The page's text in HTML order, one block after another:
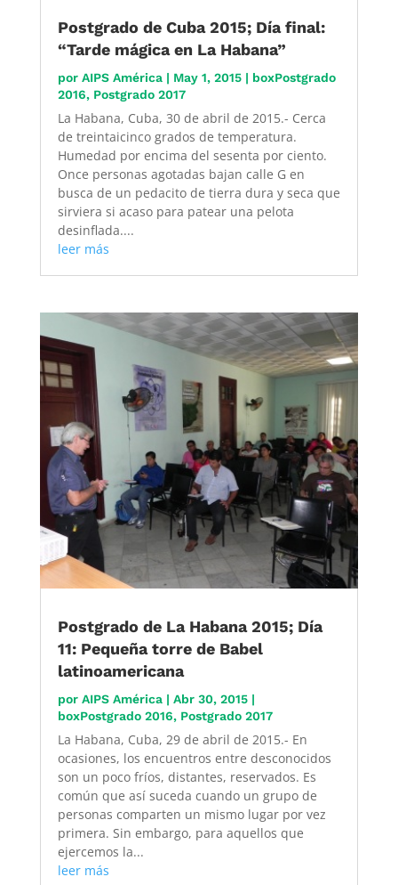
Postgrado de Cuba 2015; Día final:
“Tarde mágica en La Habana”
por AIPS América| May 1, 2015| boxPostgrado
2016, Postgrado 2017
La Habana, Cuba, 30 de abril de 2015.- Cerca
de treintaicinco grados de temperatura.
Humedad por encima del sesenta por ciento.
Once personas agotadas bajan calle G en
busca de un pedacito de tierra dura y seca que
sirviera si acaso para patear una pelota
desinflada....
leer más
Postgrado de La Habana 2015; Día
11: Pequeña torre de Babel
latinoamericana
por AIPS América| Abr 30, 2015|
boxPostgrado 2016, Postgrado 2017
La Habana, Cuba, 29 de abril de 2015.- En
ocasiones, los encuentros entre desconocidos
son un poco fríos, distantes, reservados. Es
común que así suceda cuando un grupo de
personas comparten un mismo lugar por vez
primera. Sin embargo, para aquellos que
ejercemos la...
leer más